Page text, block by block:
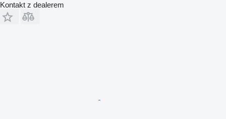
Kontakt z dealerem